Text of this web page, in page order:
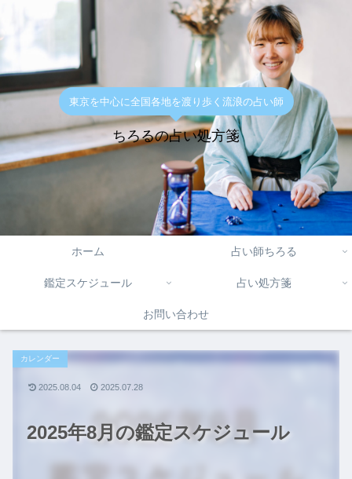
東京を中心に全国各地を渡り歩く流浪の占い師
ちろるの占い処方箋
ホーム 占い師ちろる
鑑定スケジュール 占い処方箋
お問い合わせ
2025年8月の鑑定スケジュール
カレンダー
2025.08.04 2025.07.28